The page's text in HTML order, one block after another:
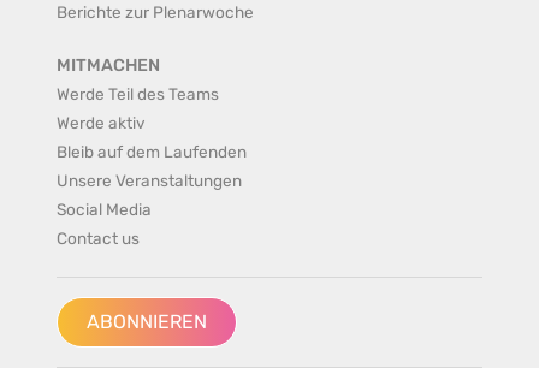
Berichte zur Plenarwoche
MITMACHEN
Werde Teil des Teams
Werde aktiv
Bleib auf dem Laufenden
Unsere Veranstaltungen
Social Media
Contact us
ABONNIEREN